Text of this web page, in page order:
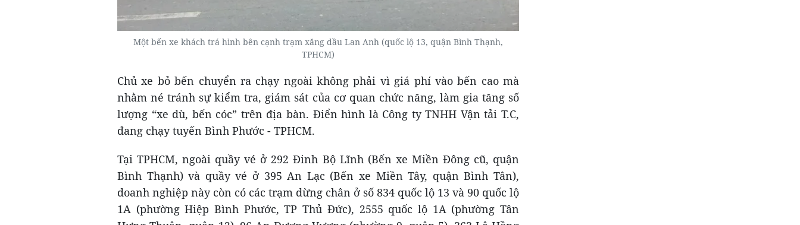
Một bến xe khách trá hình bên cạnh trạm xăng dầu Lan Anh (quốc lộ 13, quận Bình Thạnh,
TPHCM)
Chủ xe bỏ bến chuyển ra chạy ngoài không phải vì giá phí vào bến cao mà
nhằm né tránh sự kiểm tra, giám sát của cơ quan chức năng, làm gia tăng số
lượng “xe dù, bến cóc” trên địa bàn. Điển hình là Công ty TNHH Vận tải T.C,
đang chạy tuyến Bình Phước - TPHCM.
Tại TPHCM, ngoài quầy vé ở 292 Đinh Bộ Lĩnh (Bến xe Miền Đông cũ, quận
Bình Thạnh) và quầy vé ở 395 An Lạc (Bến xe Miền Tây, quận Bình Tân),
doanh nghiệp này còn có các trạm dừng chân ở số 834 quốc lộ 13 và 90 quốc lộ
1A (phường Hiệp Bình Phước, TP Thủ Đức), 2555 quốc lộ 1A (phường Tân